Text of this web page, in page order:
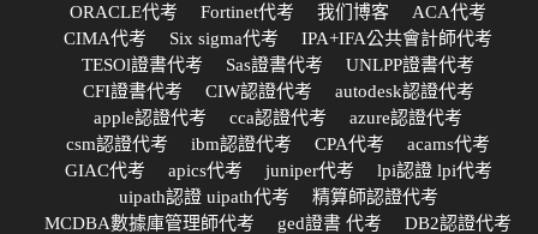
ORACLE代考
Fortinet代考 我们博客
ACA代考
CIMA代考
Six sigma代考
IPA+IFA公共會計師代考
TESOl證書代考
Sas證書代考
UNLPP證書代考
CFI證書代考
CIW認證代考
autodesk認證代考
apple認證代考
cca認證代考
azure認證代考
csm認證代考
ibm認證代考 CPA代考
acams代考
GIAC代考
apics代考 juniper代考
lpi認證 lpi代考
uipath認證 uipath代考
精算師認證代考
MCDBA數據庫管理師代考
ged證書 代考
DB2認證代考